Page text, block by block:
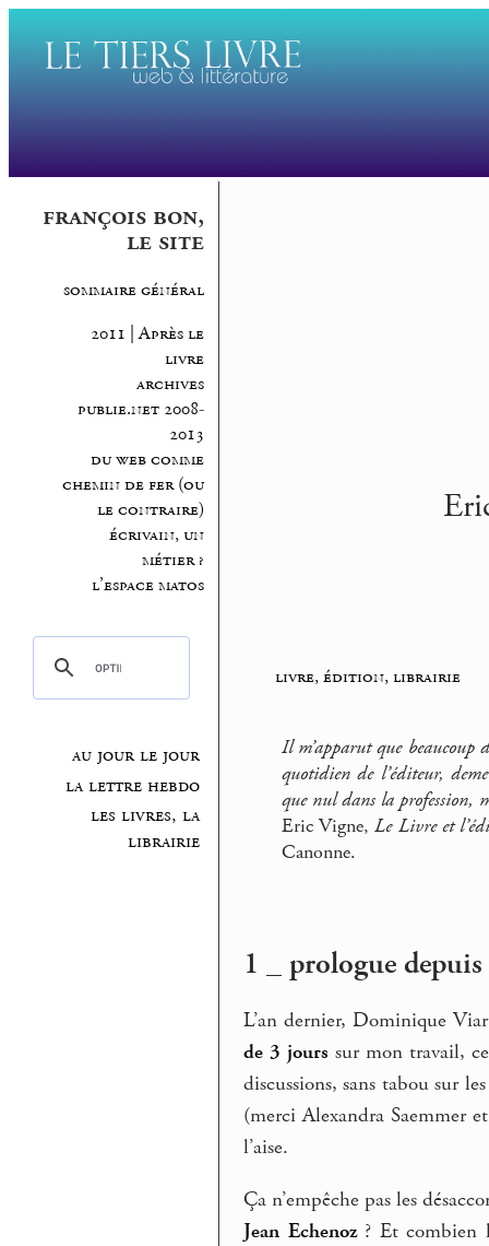
françois bon,
le site
sommaire général
2011 | Après le
livre
archives
publie.net 2008-
2013
du web comme
chemin de fer (ou
le contraire)
écrivain, un
métier ?
l’espace matos
au jour le jour
la lettre hebdo
les livres, la
librairie
livre, édition, librairie
Il m’apparut que beaucoup
quotidien de l’éditeur,
que nul dans la profession,
Eric Vigne,Le Livre et
Canonne.
1 _ prologue
L’an dernier, Dominique
de 3 jours sur mon travail,
discussions, sans tabou sur
(merci Alexandra Saemmer
l’aise.
Ça n’empêche pas les
Jean Echenoz? Et combien